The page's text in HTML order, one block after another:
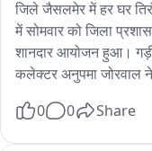
जिले जैसलमेर में हर घर
में सोमवार को जिला
शानदार आयोजन हुआ।
कलेक्टर अनुपमा जोरवाल ने
आयुक्त नगर परिषद लजपाल
0 0 Share